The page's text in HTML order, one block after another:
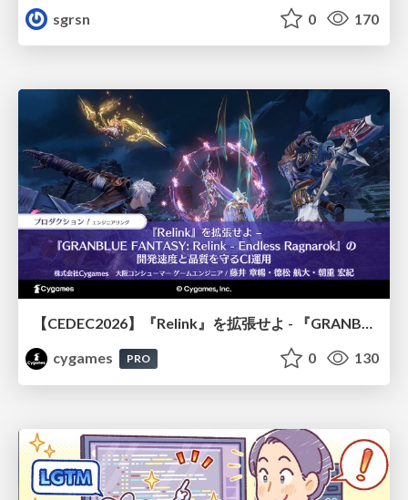
sgrsn
0 170
【CEDEC2026】『Relink』を拡張せよ - 『GRANBLUE FANTASY: Relink - Endless Ragnarok』の開発速度と品質を守るCI運用
cygames
PRO 0 130